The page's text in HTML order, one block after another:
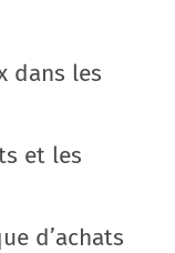
dans les
et les
d’achats